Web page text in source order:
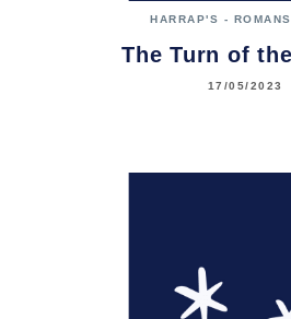
HARRAP'S -
The Turn of
17/05/2023